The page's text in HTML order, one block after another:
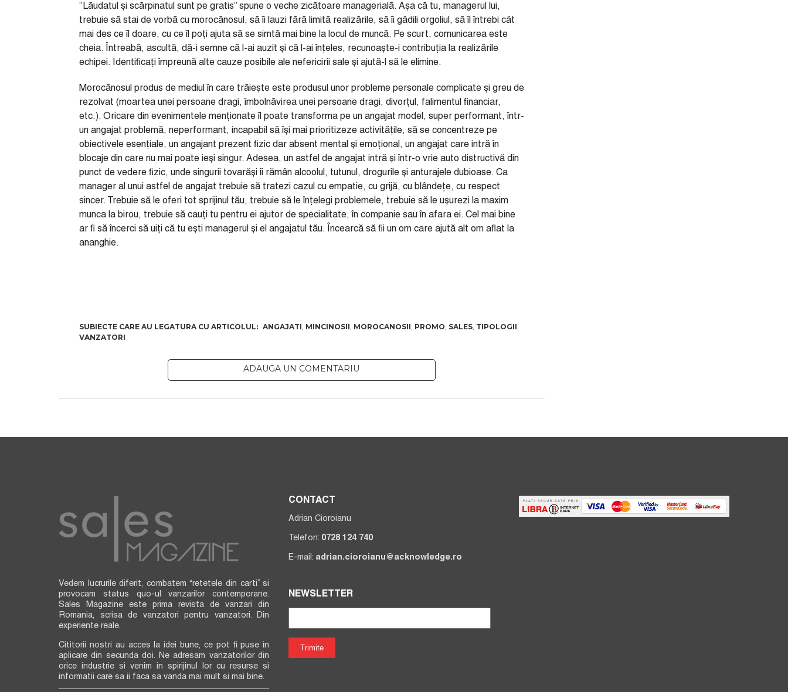
”Lăudatul și scărpinatul sunt pe gratis” spune o veche zicătoare managerială. Așa că tu, managerul lui,
trebuie să stai de vorbă cu morocănosul, să îi lauzi fără limită realizările, să îi gâdili orgoliul, să îl întrebi cât
mai des ce îl doare, cu ce îl poți ajuta să se simtă mai bine la locul de muncă. Pe scurt, comunicarea este
cheia. Întreabă, ascultă, dă-i semne că l-ai auzit și că l-ai înțeles, recunoaște-i contribuția la realizările
echipei. Identificați împreună alte cauze posibile ale nefericirii sale și ajută-l să le elimine.
Morocănosul produs de mediul în care trăiește este produsul unor probleme personale complicate și greu de
rezolvat (moartea unei persoane dragi, îmbolnăvirea unei persoane dragi, divorțul, falimentul financiar,
etc.). Oricare din evenimentele menționate îl poate transforma pe un angajat model, super performant, într-
un angajat problemă, neperformant, incapabil să își mai prioritizeze activitățile, să se concentreze pe
obiectivele esențiale, un angajant prezent fizic dar absent mental și emoțional, un angajat care intră în
blocaje din care nu mai poate ieși singur. Adesea, un astfel de angajat intră și într-o vrie auto distructivă din
punct de vedere fizic, unde singurii tovarăși îi rămân alcoolul, tutunul, drogurile și anturajele dubioase. Ca
manager al unui astfel de angajat trebuie să tratezi cazul cu empatie, cu grijă, cu blândețe, cu respect
sincer. Trebuie să le oferi tot sprijinul tău, trebuie să le înțelegi problemele, trebuie să le ușurezi la maxim
munca la birou, trebuie să cauți tu pentru ei ajutor de specialitate, în companie sau în afara ei. Cel mai bine
ar fi să încerci să uiți că tu ești managerul și el angajatul tău. Încearcă să fii un om care ajută alt om aflat la
ananghie.
ANGAJATI, MINCINOSII, MOROCANOSII, PROMO, SALES, TIPOLOGII,
VANZATORI
Vedem lucrurile diferit, combatem “retetele din carti” si
provocam status quo-ul vanzarilor contemporane.
Sales Magazine este prima revista de vanzari din
Romania, scrisa de vanzatori pentru vanzatori. Din
experiente reale.
Cititorii nostri au acces la idei bune, ce pot fi puse in
aplicare din secunda doi. Ne adresam vanzatorilor din
orice industrie si venim in spirijinul lor cu resurse si
informatii care sa ii faca sa vanda mai mult si mai bine.
CONTACT
Adrian Cioroianu
Telefon: 0728 124 740
E-mail: adrian.cioroianu@acknowledge.ro
NEWSLETTER